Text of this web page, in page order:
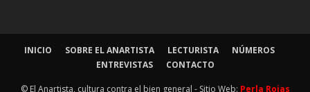
INICIO SOBRE EL ANARTISTA LECTURISTA
NÚMEROS
ENTREVISTAS
CONTACTO
© El Anartista, cultura contra el bien general - Sitio Web: Perla Rojas